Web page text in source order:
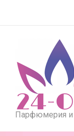
Парфюмерия и